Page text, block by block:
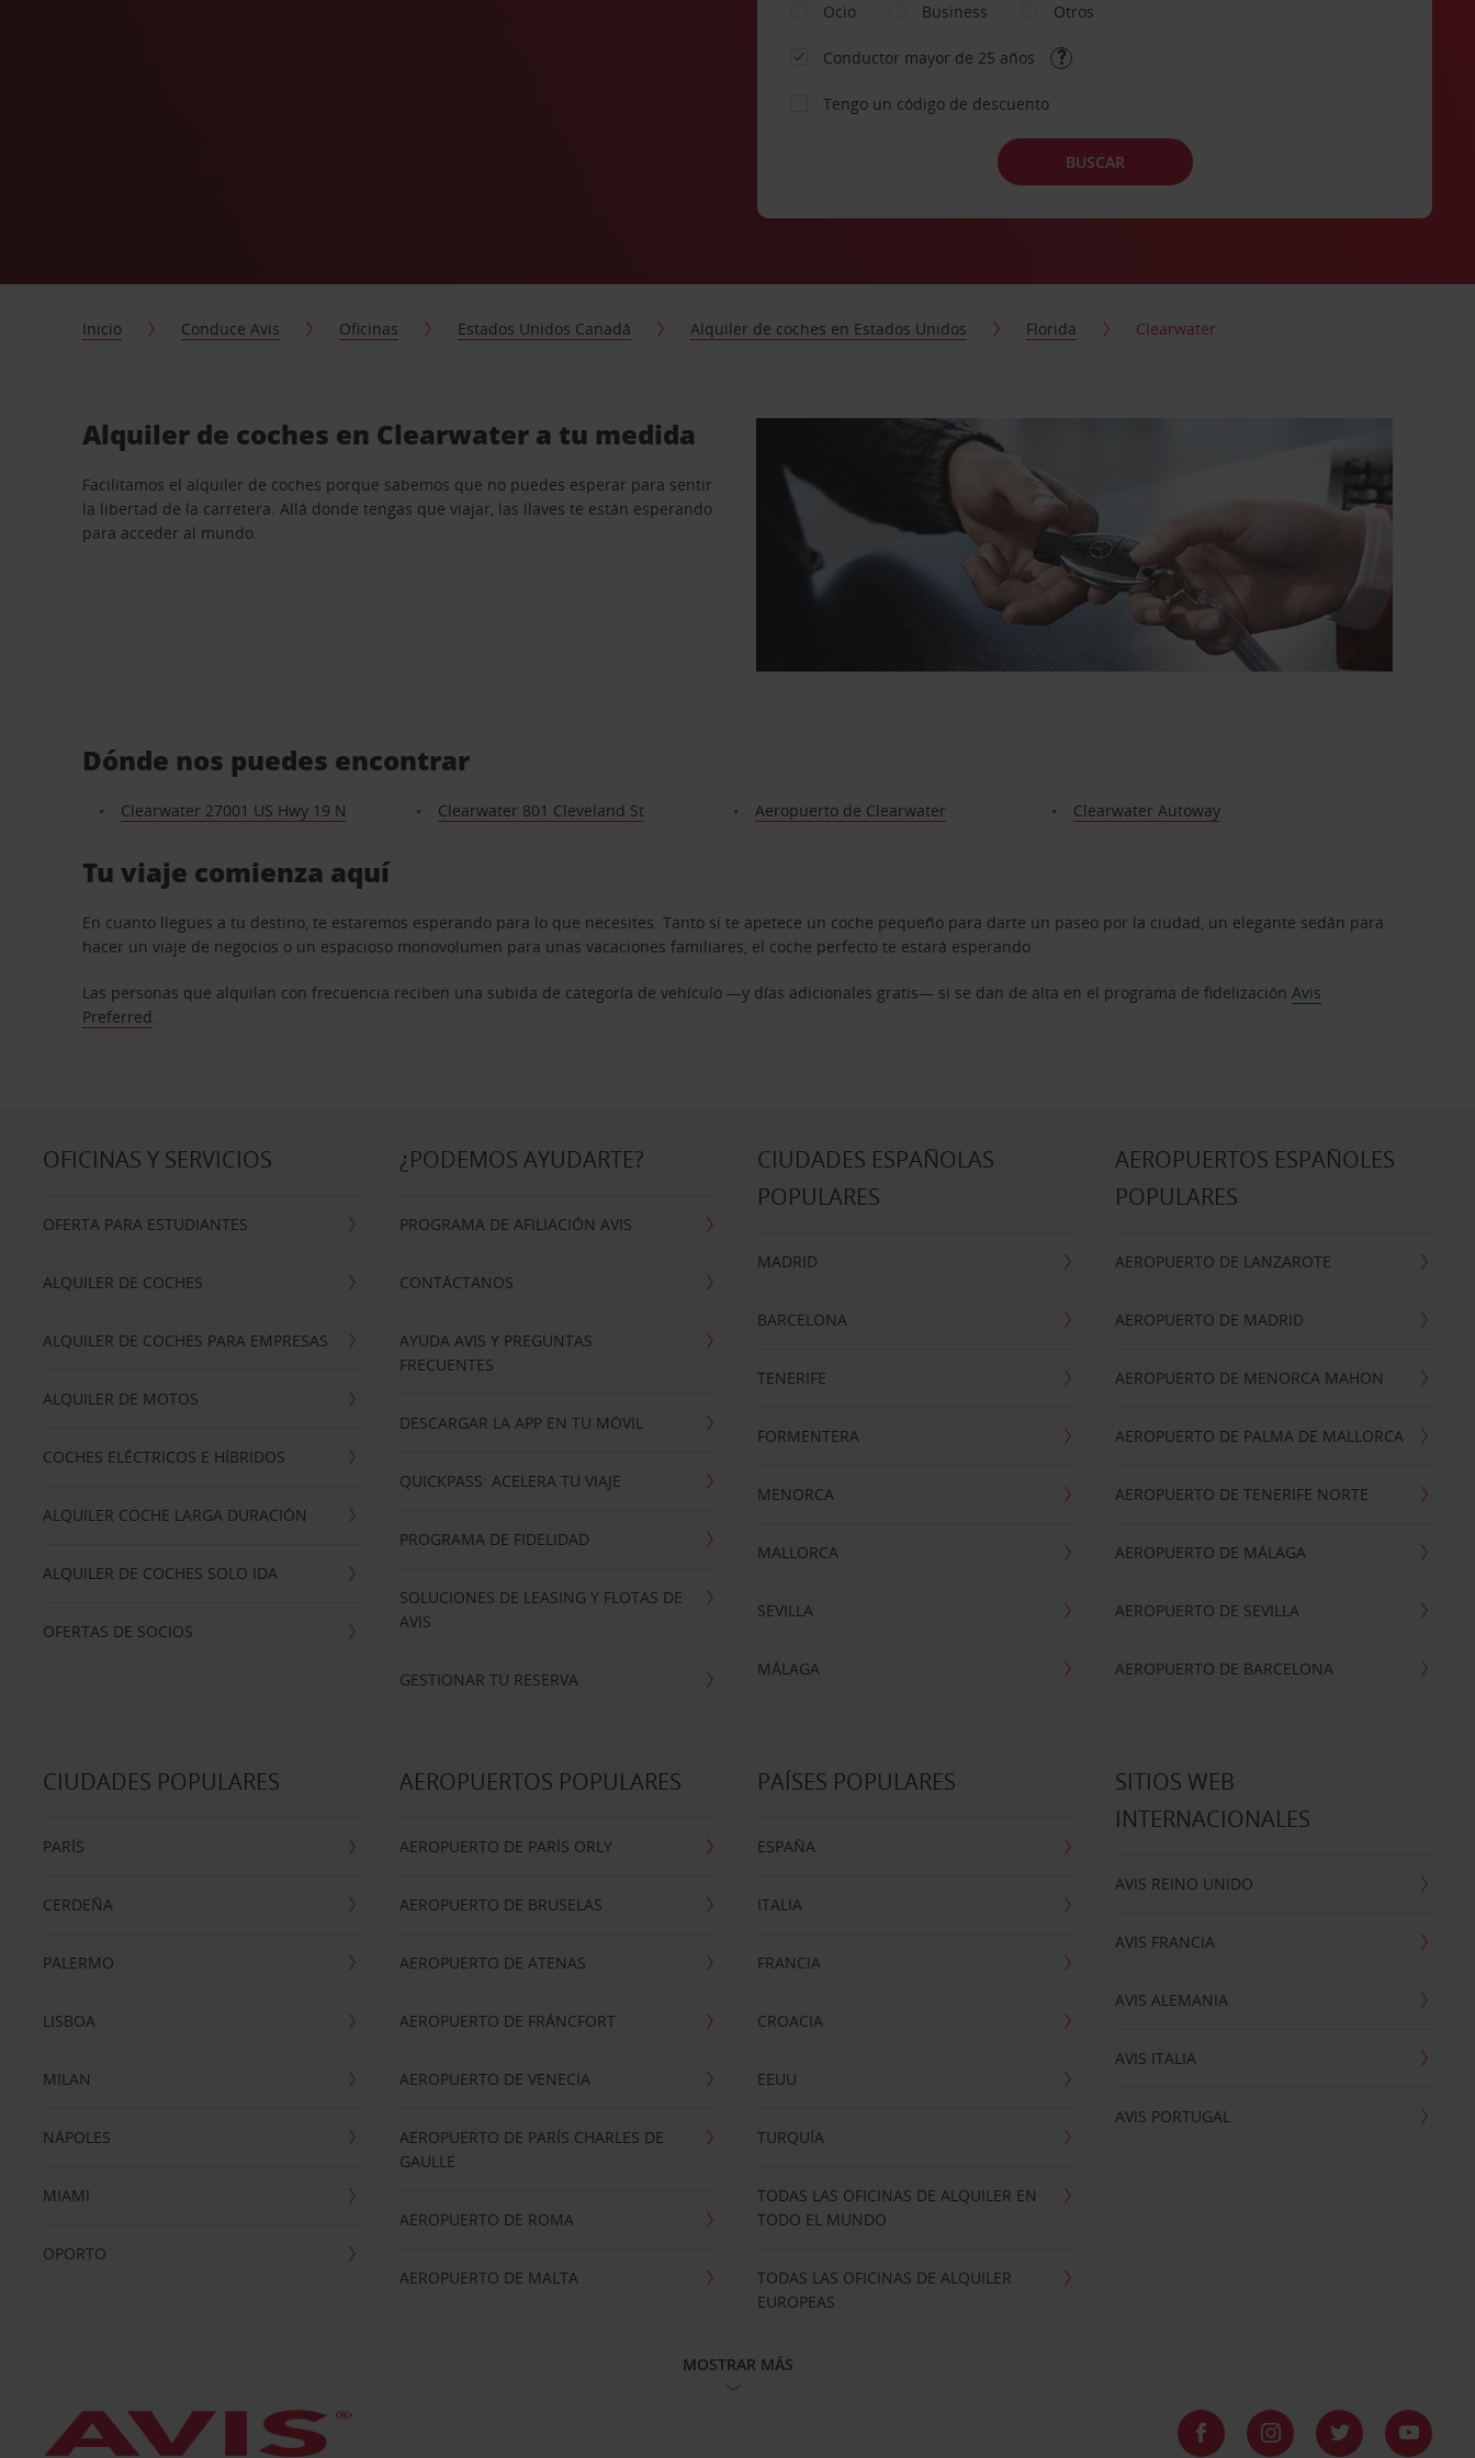
Ocio
Business Otros
Conductor mayor de 25 años
Tengo un código de descuento
BUSCAR
Inicio Conduce Avis Oficinas Estados Unidos Canadá Alquiler de coches en Estados Unidos Florida Clearwater
Alquiler de coches en Clearwater a tu medida
Facilitamos el alquiler de coches porque sabemos que no puedes esperar para sentir
la libertad de la carretera. Allá donde tengas que viajar, las llaves te están esperando
para acceder al mundo.
Dónde nos puedes encontrar
Clearwater 27001 US Hwy 19 N Clearwater 801 Cleveland St Aeropuerto de Clearwater Clearwater Autoway
Tu viaje comienza aquí
En cuanto llegues a tu destino, te estaremos esperando para lo que necesites. Tanto si te apetece un coche pequeño para darte un paseo por la ciudad, un elegante sedán para
hacer un viaje de negocios o un espacioso monovolumen para unas vacaciones familiares, el coche perfecto te estará esperando.
Las personas que alquilan con frecuencia reciben una subida de categoría de vehículo —y días adicionales gratis— si se dan de alta en el programa de fidelizaciónAvis
Preferred.
OFICINAS Y SERVICIOS
OFERTA PARA ESTUDIANTES
ALQUILER DE COCHES
ALQUILER DE COCHES PARA EMPRESAS
ALQUILER DE MOTOS
COCHES ELÉCTRICOS E HÍBRIDOS
ALQUILER COCHE LARGA DURACIÓN
ALQUILER DE COCHES SOLO IDA
OFERTAS DE SOCIOS
¿PODEMOS AYUDARTE?
PROGRAMA DE AFILIACIÓN AVIS
CONTÁCTANOS
AYUDA AVIS Y PREGUNTAS
FRECUENTES
DESCARGAR LA APP EN TU MÓVIL
QUICKPASS: ACELERA TU VIAJE
PROGRAMA DE FIDELIDAD
SOLUCIONES DE LEASING Y FLOTAS DE
AVIS
GESTIONAR TU RESERVA
CIUDADES ESPAÑOLAS
POPULARES
MADRID
BARCELONA
TENERIFE
FORMENTERA
MENORCA
MALLORCA
SEVILLA
MÁLAGA
AEROPUERTOS ESPAÑOLES
POPULARES
AEROPUERTO DE LANZAROTE
AEROPUERTO DE MADRID
AEROPUERTO DE MENORCA MAHON
AEROPUERTO DE PALMA DE MALLORCA
AEROPUERTO DE TENERIFE NORTE
AEROPUERTO DE MÁLAGA
AEROPUERTO DE SEVILLA
AEROPUERTO DE BARCELONA
CIUDADES POPULARES
PARÍS
CERDEÑA
PALERMO
LISBOA
MILAN
NÁPOLES
MIAMI
OPORTO
AEROPUERTOS POPULARES
AEROPUERTO DE PARÍS ORLY
AEROPUERTO DE BRUSELAS
AEROPUERTO DE ATENAS
AEROPUERTO DE FRÁNCFORT
AEROPUERTO DE VENECIA
AEROPUERTO DE PARÍS CHARLES DE
GAULLE
AEROPUERTO DE ROMA
AEROPUERTO DE MALTA
PAÍSES POPULARES
ESPAÑA
ITALIA
FRANCIA
CROACIA
EEUU
TURQUÍA
TODAS LAS OFICINAS DE ALQUILER EN
TODO EL MUNDO
TODAS LAS OFICINAS DE ALQUILER
EUROPEAS
SITIOS WEB
INTERNACIONALES
AVIS REINO UNIDO
AVIS FRANCIA
AVIS ALEMANIA
AVIS ITALIA
AVIS PORTUGAL
MOSTRAR MÁS